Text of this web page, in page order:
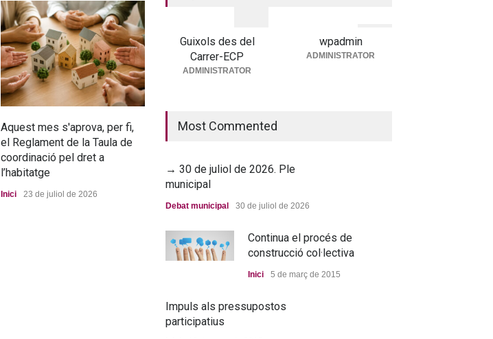
Aquest mes s'aprova, per fi,
el Reglament de la Taula de
coordinació pel dret a
l’habitatge
Inici 23 de juliol de 2026
La nova residència, més a
prop que mai
Portada 25 de juny de 2026
municipal
Debat municipal
→ 25 de juny de 2026. Ple
municipal
Guixols des del
Carrer-ECP
ADMINISTRATOR
wpadmin
ADMINISTRATOR
Most Commented
→ 30 de juliol de 2026. Ple
municipal
Debat municipal 30 de juliol de 2026
Continua el procés de
construcció col·lectiva
Inici 5 de març de 2015
Impuls als pressupostos
participatius